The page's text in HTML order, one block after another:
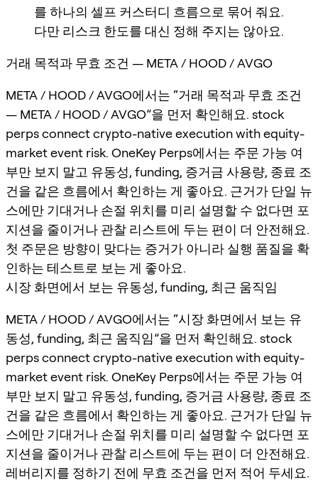
를 하나의 셀프 커스터디 흐름으로 묶어 줘요.
다만 리스크 한도를 대신 정해 주지는 않아요.
거래 목적과 무효 조건 — META / HOOD / AVGO
META / HOOD / AVGO에서는 “거래 목적과 무효 조건
— META / HOOD / AVGO”을 먼저 확인해요. stock
perps connect crypto-native execution with equity-
market event risk. OneKey Perps에서는 주문 가능 여
부만 보지 말고 유동성, funding, 증거금 사용량, 종료 조
건을 같은 흐름에서 확인하는 게 좋아요. 근거가 단일 뉴
스에만 기대거나 손절 위치를 미리 설명할 수 없다면 포
지션을 줄이거나 관찰 리스트에 두는 편이 더 안전해요.
첫 주문은 방향이 맞다는 증거가 아니라 실행 품질을 확
인하는 테스트로 보는 게 좋아요.
시장 화면에서 보는 유동성, funding, 최근 움직임
META / HOOD / AVGO에서는 “시장 화면에서 보는 유
동성, funding, 최근 움직임”을 먼저 확인해요. stock
perps connect crypto-native execution with equity-
market event risk. OneKey Perps에서는 주문 가능 여
부만 보지 말고 유동성, funding, 증거금 사용량, 종료 조
건을 같은 흐름에서 확인하는 게 좋아요. 근거가 단일 뉴
스에만 기대거나 손절 위치를 미리 설명할 수 없다면 포
지션을 줄이거나 관찰 리스트에 두는 편이 더 안전해요.
레버리지를 정하기 전에 무효 조건을 먼저 적어 두세요.